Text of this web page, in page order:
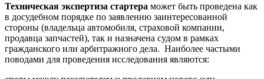
Техническая экспертиза стартера может быть проведена как
в досудебном порядке по заявлению заинтересованной
стороны (владельца автомобиля, страховой компании,
продавца запчастей), так и назначена судом в рамках
гражданского или арбитражного дела. Наиболее частыми
поводами для проведения исследования являются: